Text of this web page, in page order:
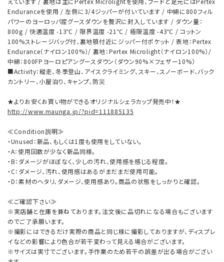
Enduranceを使用 / 左側に3/4ジッパーが付いています / 中綿に800フィル
パワーのヨーロッパ産グースダウンを贅沢に封入しています / ダウン量：
800g / 快適温度 -13℃ / 限界温度 -21℃ / 極限温度 -43℃ / コットン
100%ストレージバッグ付、裏地顎付近にジッパー付ポケット / 表地：Pertex
Endurance（ナイロン100%）/ 裏地：Pertex Microlight（ナイロン100%）/
中綿：800FPヨーロピアングースダウン（ダウン90%×フェザー10%）
■Activity：縦走、冬季登山、アイスクライミング、スキー、スノーボード、バック
カントリー、小屋泊り、キャンプ、防災
★よりお安くお買い物ができるオリジナルシェラカップ発売中！★
http://www.maunga.jp/?pid=111885135
≪Condition説明≫
・Unused：新品、もしくは1度も使用をしていない。
・A：使用回数が少なく新品同様。
・B：ダメージがほぼなく、少しの汚れ、使用感を感じる程度。
・C：ダメージ、汚れ、使用感はあるがまだまだ使用可能。
・D：素材のヘタリ、ダメージ、使用感あり。商品の状態をしっかりと確認。
≪ご確認下さい≫
※実店舗と在庫を兼ねております。注文後に品切れになる場合もございます
のでご了承願います。
※撮影にはできるだけ実際の商品と同じ様に撮影しておりますが、ディスプレ
イなどの影響により色合が若干変わって見える場合がございます。
※サイズは実寸でございます。手作業のため若干の誤差が出る場合がござい